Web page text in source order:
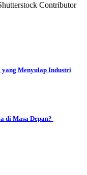
Contributor
yang Menyulap Industri
di Masa Depan?